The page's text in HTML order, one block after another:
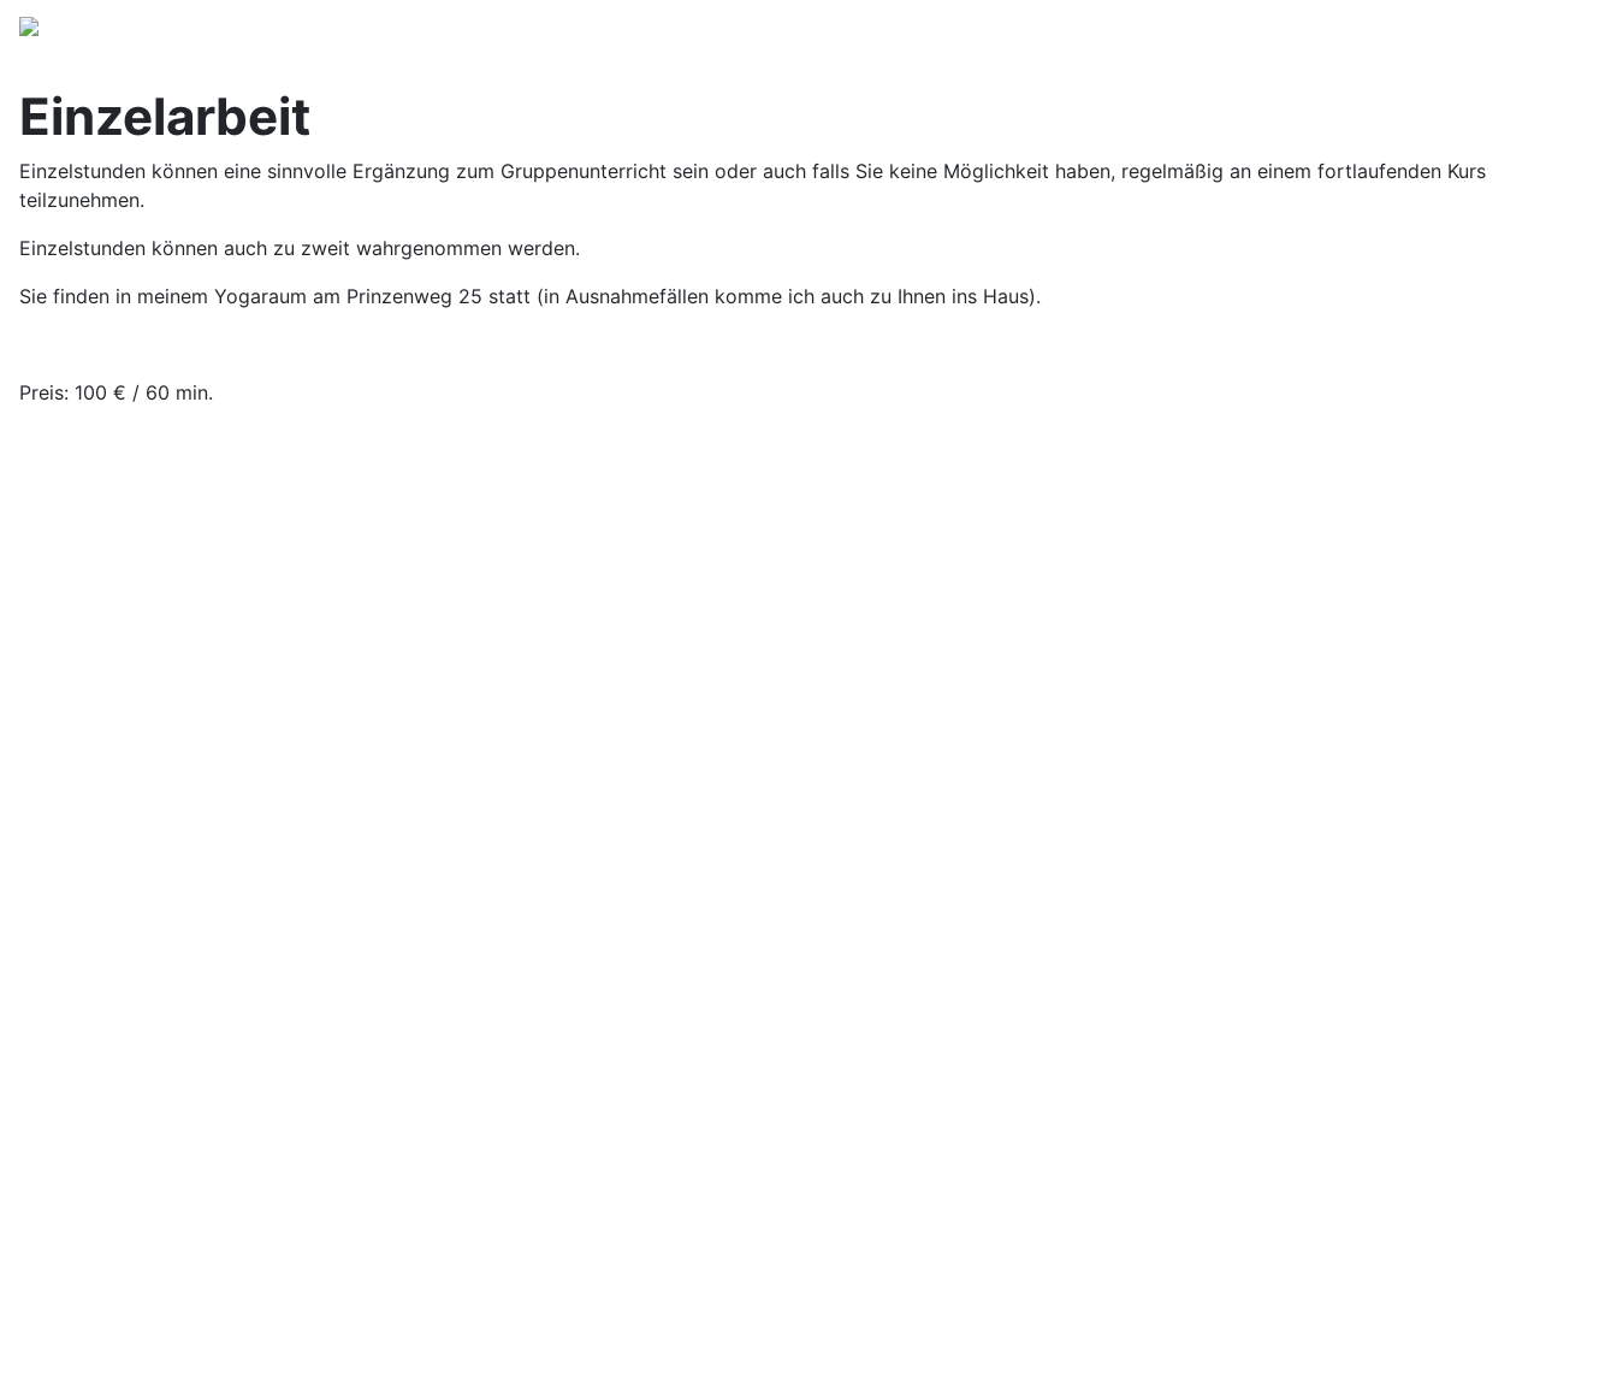
Einzelarbeit
Einzelstunden können eine sinnvolle Ergänzung zum Gruppenunterricht sein oder auch falls Sie keine Möglichkeit haben, regelmäßig an einem fortlaufenden Kurs
teilzunehmen.
Einzelstunden können auch zu zweit wahrgenommen werden.
Sie finden in meinem Yogaraum am Prinzenweg 25 statt (in Ausnahmefällen komme ich auch zu Ihnen ins Haus).
Preis: 100 € / 60 min.